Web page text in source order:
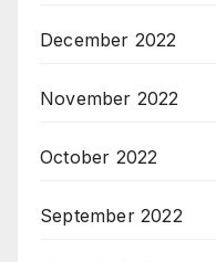
December 2022
November 2022
October 2022
September 2022